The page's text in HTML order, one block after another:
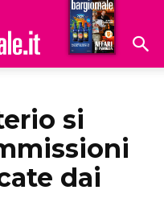
Hoteldomani
si
dai